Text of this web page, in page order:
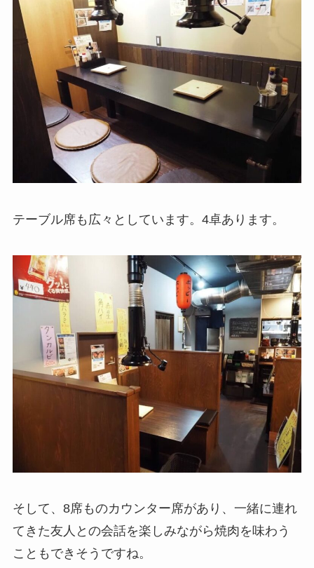
テーブル席も広々としています。4卓あります。
そして、8席ものカウンター席があり、一緒に連れ
てきた友人との会話を楽しみながら焼肉を味わう
こともできそうですね。